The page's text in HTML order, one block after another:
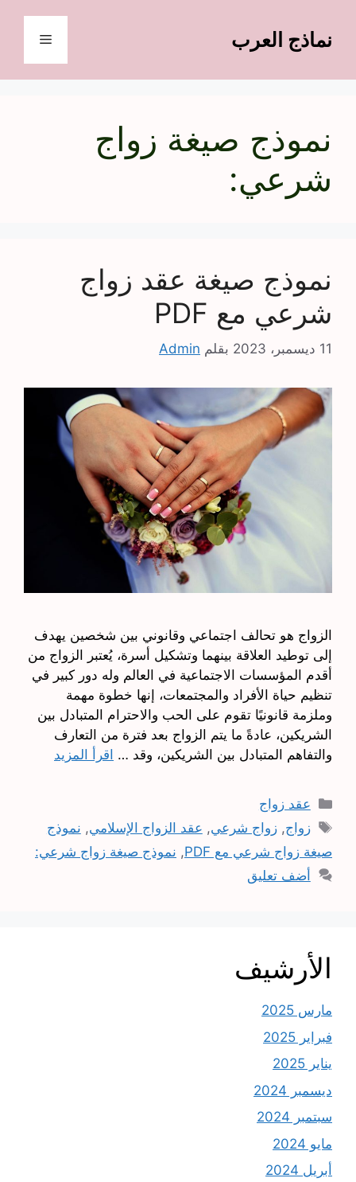
المحتوىنماذج العرب القائمة
نموذج صيغة زواج
شرعي:
نموذج صيغة عقد زواج
شرعي مع PDF
11 ديسمبر، 2023 بقلم Admin
الزواج هو تحالف اجتماعي وقانوني بين شخصين يهدف
إلى توطيد العلاقة بينهما وتشكيل أسرة، يُعتبر الزواج من
أقدم المؤسسات الاجتماعية في العالم وله دور كبير في
تنظيم حياة الأفراد والمجتمعات، إنها خطوة مهمة
وملزمة قانونيًا تقوم على الحب والاحترام المتبادل بين
الشريكين، عادةً ما يتم الزواج بعد فترة من التعارف
والتفاهم المتبادل بين الشريكين، وقد … اقرأ المزيد
التصنيفات
عقد زواج
الوسوم
زواج,زواج شرعي, عقد الزواج الإسلامي, نموذج
صيغة زواج شرعي مع PDF
, نموذج صيغة زواج شرعي:
أضف تعليق
الأرشيف
مارس 2025
فبراير 2025
يناير 2025
ديسمبر 2024
سبتمبر 2024
مايو 2024
أبريل 2024